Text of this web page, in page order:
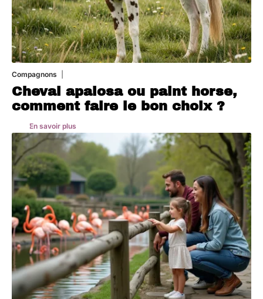
Compagnons
Cheval apalosa ou paint horse,
comment faire le bon choix ?
En savoir plus